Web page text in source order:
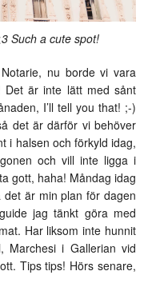
Such a cute spot!
nu borde vi vara
Det är inte lätt med sånt
I’ll tell you that! ;-)
det är därför vi behöver
i halsen och förkyld idag,
och vill inte ligga i
gott, haha! Måndag idag
är min plan för dagen
jag tänkt göra med
Har liksom inte hunnit
i Gallerian vid
Tips tips! Hörs senare,